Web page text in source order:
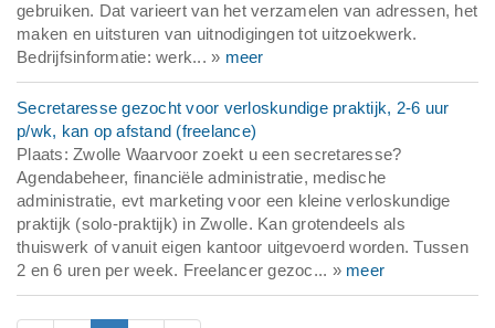
gebruiken. Dat varieert van het verzamelen van adressen, het
maken en uitsturen van uitnodigingen tot uitzoekwerk.
Bedrijfsinformatie: werk... » meer
Secretaresse gezocht voor verloskundige praktijk, 2-6 uur
p/wk, kan op afstand (freelance)
Plaats: Zwolle Waarvoor zoekt u een secretaresse?
Agendabeheer, financiële administratie, medische
administratie, evt marketing voor een kleine verloskundige
praktijk (solo-praktijk) in Zwolle. Kan grotendeels als
thuiswerk of vanuit eigen kantoor uitgevoerd worden. Tussen
2 en 6 uren per week. Freelancer gezoc... » meer